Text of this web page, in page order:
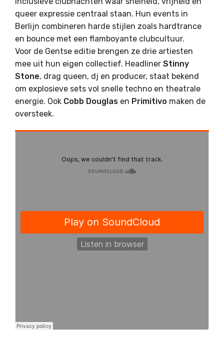
queer expressie centraal staan. Hun events in
Berlijn combineren harde stijlen zoals hardtrance
en bounce met een flamboyante clubcultuur.
Voor de Gentse editie brengen ze drie artiesten
mee uit hun eigen collectief. Headliner Stinny
Stone, drag queen, dj en producer, staat bekend
om explosieve sets vol snelle techno en theatrale
energie. Ook Cobb Douglas en Primitivo maken de
oversteek.